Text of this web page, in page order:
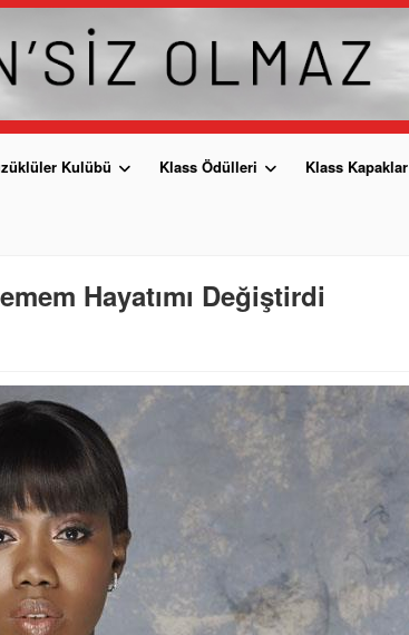
Kulübü Klass Ödülleri Klass Kapaklar
Hayatımı Değiştirdi